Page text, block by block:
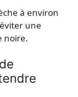
à environ
une
noire.